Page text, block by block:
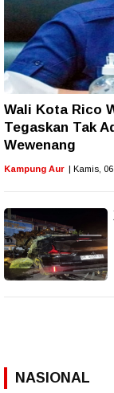
Wali Kota Rico
Tegaskan Tak
Wewenang
Kampung Aur | Kamis,
NASIONAL